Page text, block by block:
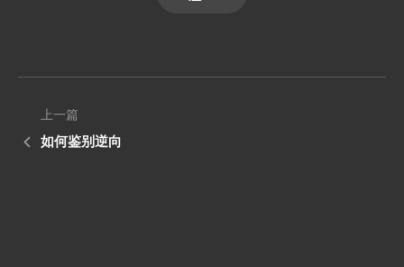
上一篇
如何鉴别逆向